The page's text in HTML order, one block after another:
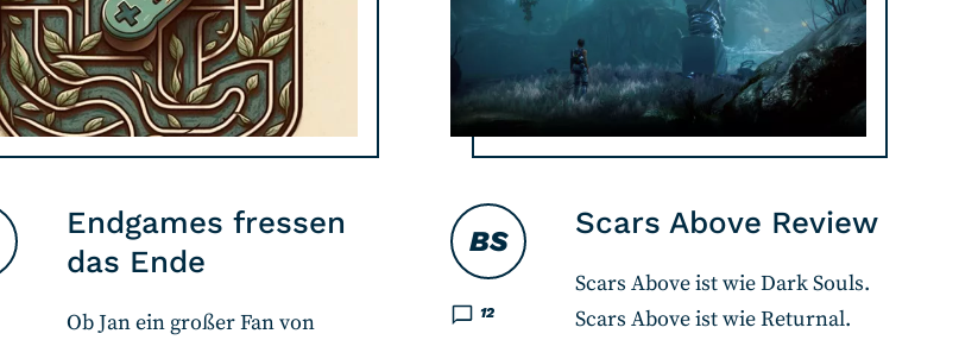
Endgames fressen
das Ende
Ob Jan ein großer Fan von
Scars Above Review
BS
12
Scars Above ist wie Dark Souls.
Scars Above ist wie Returnal.